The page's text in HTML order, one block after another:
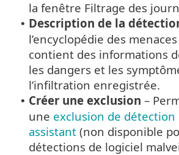
la fenêtre Filtrage des
• Description de la
l’encyclopédie des menaces
contient des informations
les dangers et les
l’infiltration enregistrée.
• Créer une exclusion –
une exclusion de détection
assistant (non disponible
détections de logiciel